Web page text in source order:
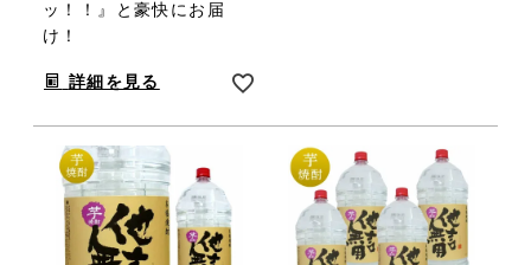
ッ！！』と豪快にお届
け！
詳細を見る